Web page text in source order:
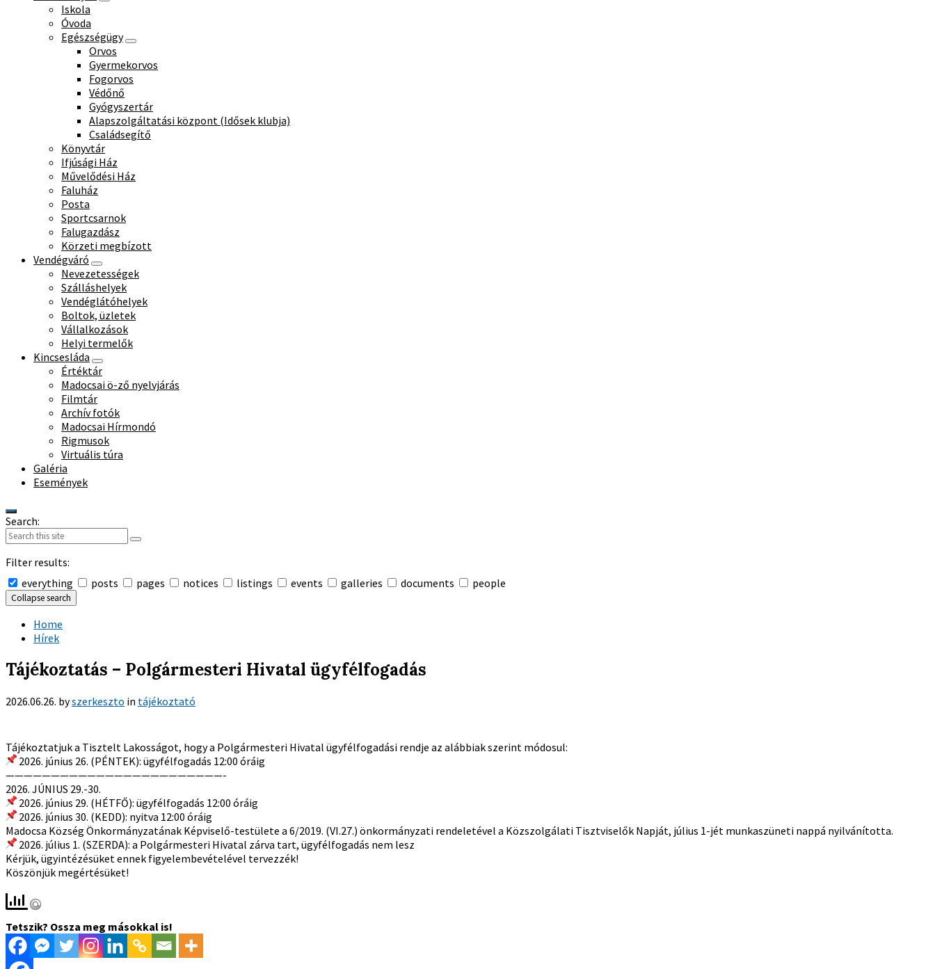
Iskola
Óvoda
Egészségügy
Orvos
Gyermekorvos
Fogorvos
Védőnő
Gyógyszertár
Alapszolgáltatási központ (Idősek klubja)
Családsegítő
Könyvtár
Ifjúsági Ház
Művelődési Ház
Faluház
Posta
Sportcsarnok
Falugazdász
Körzeti megbízott
Vendégváró
Nevezetességek
Szálláshelyek
Vendéglátóhelyek
Boltok, üzletek
Vállalkozások
Helyi termelők
Kincsesláda
Értéktár
Madocsai ö-ző nyelvjárás
Filmtár
Archív fotók
Madocsai Hírmondó
Rigmusok
Virtuális túra
Galéria
Események
Search:
Filter results:
everything
posts pages notices listings events galleries documents people
Collapse search
Home
Hírek
Tájékoztatás – Polgármesteri Hivatal ügyfélfogadás
2026.06.26. byszerkeszto in tájékoztató
Tájékoztatjuk a Tisztelt Lakosságot, hogy a Polgármesteri Hivatal ügyfélfogadási rendje az alábbiak szerint módosul:
2026. június 26. (PÉNTEK): ügyfélfogadás 12:00 óráig
————————————————————————-
2026. JÚNIUS 29.-30.
2026. június 29. (HÉTFŐ): ügyfélfogadás 12:00 óráig
2026. június 30. (KEDD): nyitva 12:00 óráig
Madocsa Község Önkormányzatának Képviselő-testülete a 6/2019. (VI.27.) önkormányzati rendeletével a Közszolgálati Tisztviselők Napját, július 1-jét munkaszüneti nappá nyilvánította.
2026. július 1. (SZERDA): a Polgármesteri Hivatal zárva tart, ügyfélfogadás nem lesz
Kérjük, ügyintézésüket ennek figyelembevételével tervezzék!
Köszönjük megértésüket!
Tetszik? Ossza meg másokkal is!